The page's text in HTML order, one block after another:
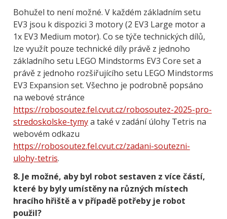
Bohužel to není možné. V každém základním setu
EV3 jsou k dispozici 3 motory (2 EV3 Large motor a
1x EV3 Medium motor). Co se týče technických dílů,
lze využít pouze technické díly právě z jednoho
základního setu LEGO Mindstorms EV3 Core set a
právě z jednoho rozšiřujícího setu LEGO Mindstorms
EV3 Expansion set. Všechno je podrobně popsáno
na webové stránce
https://robosoutez.fel.cvut.cz/robosoutez-2025-pro-
stredoskolske-tymya také v zadání úlohy Tetris na
webovém odkazu
https://robosoutez.fel.cvut.cz/zadani-soutezni-
ulohy-tetris.
8. Je možné, aby byl robot sestaven z více částí,
které by byly umístěny na různých místech
hracího hřiště a v případě potřeby je robot
použil?